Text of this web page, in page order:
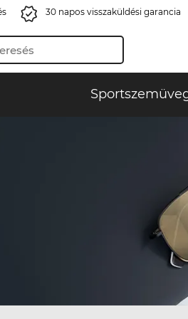
30 napos visszaküldési garancia